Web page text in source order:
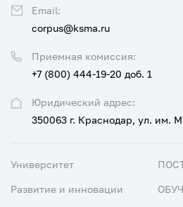
Юридический адрес:
350063 г. Краснодар, ул. им.
Приемная комиссия:
+7 (800) 444-19-20 доб. 1
Email:
corpus@ksma.ru
Университет
Развитие и инновации